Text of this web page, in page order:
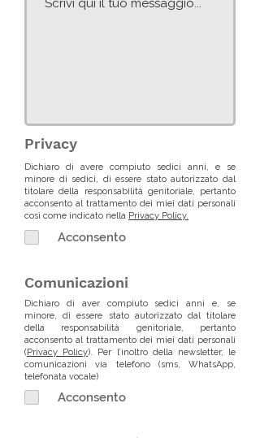
Privacy
Dichiaro di avere compiuto sedici anni, e se
minore di sedici, di essere stato autorizzato dal
titolare della responsabilità genitoriale, pertanto
acconsento al trattamento dei miei dati personali
così come indicato nella Privacy Policy.
Acconsento
Comunicazioni
Dichiaro di aver compiuto sedici anni e, se
minore, di essere stato autorizzato dal titolare
della responsabilità genitoriale, pertanto
acconsento al trattamento dei miei dati personali
(Privacy Policy). Per l’inoltro della newsletter, le
comunicazioni via telefono (sms, WhatsApp,
telefonata vocale)
Acconsento